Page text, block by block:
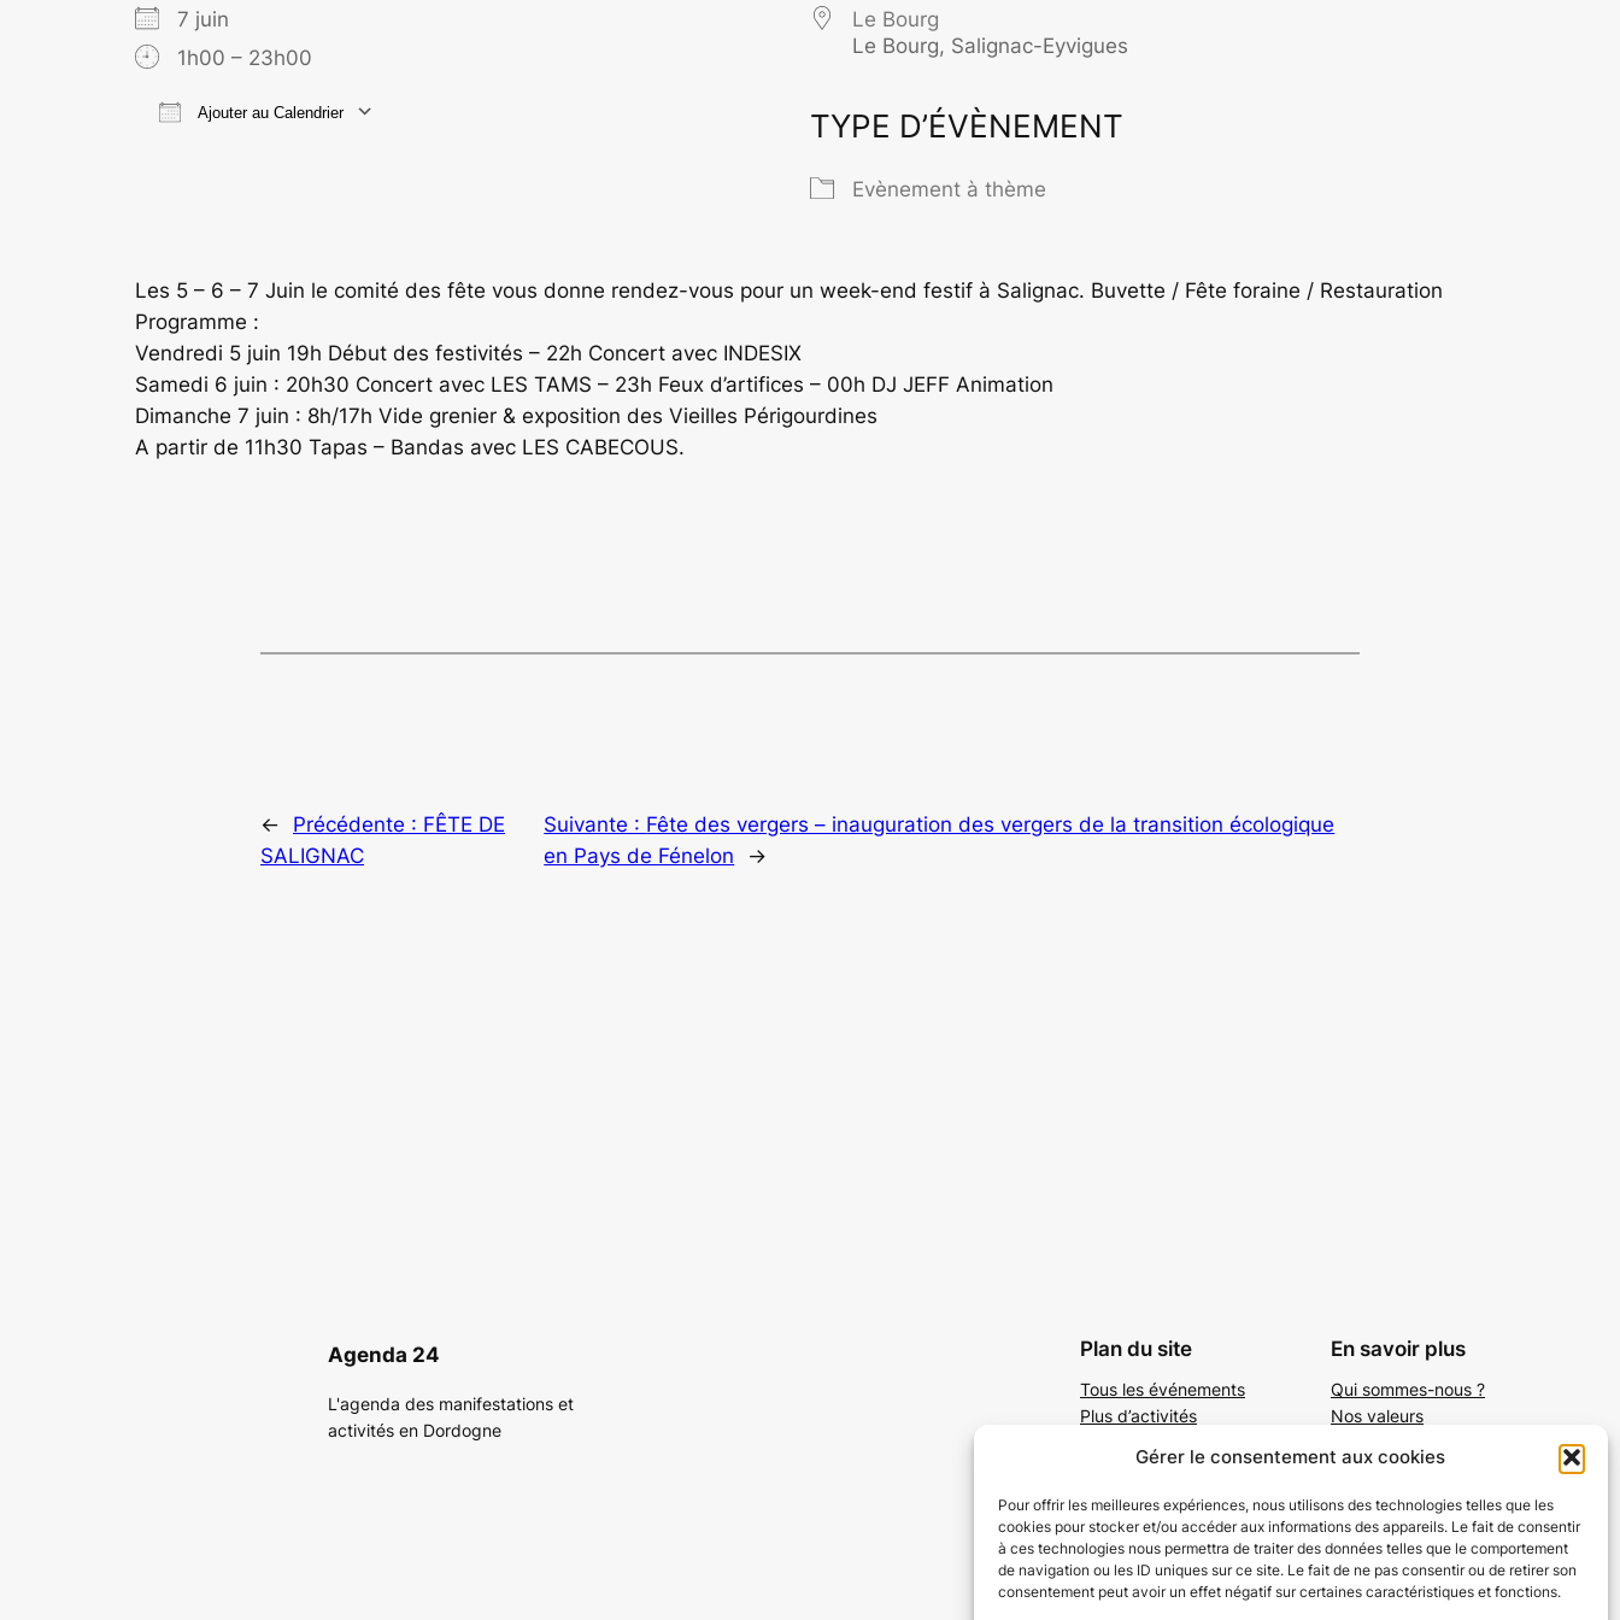
Gérer le consentement aux cookies
Pour offrir les meilleures expériences, nous utilisons des technologies telles que les
cookies pour stocker et/ou accéder aux informations des appareils. Le fait de consentir
à ces technologies nous permettra de traiter des données telles que le comportement
de navigation ou les ID uniques sur ce site. Le fait de ne pas consentir ou de retirer son
consentement peut avoir un effet négatif sur certaines caractéristiques et fonctions.
7 juin
1h00 – 23h00
Ajouter au Calendrier
Le Bourg
Le Bourg, Salignac-Eyvigues
TYPE D’ÉVÈNEMENT
Evènement à thème
Les 5 – 6 – 7 Juin le comité des fête vous donne rendez-vous pour un week-end festif à Salignac. Buvette / Fête foraine / Restauration
Programme :
Vendredi 5 juin 19h Début des festivités – 22h Concert avec INDESIX
Samedi 6 juin : 20h30 Concert avec LES TAMS – 23h Feux d’artifices – 00h DJ JEFF Animation
Dimanche 7 juin : 8h/17h Vide grenier & exposition des Vieilles Périgourdines
A partir de 11h30 Tapas – Bandas avec LES CABECOUS.
← Précédente : FÊTE DE
SALIGNAC
Suivante : Fête des vergers – inauguration des vergers de la transition écologique
en Pays de Fénelon
→
Agenda 24
L'agenda des manifestations et
activités en Dordogne
Plan du site
Tous les événements
Plus d’activités
S’abonner par mail
En savoir plus
Qui sommes-nous ?
Nos valeurs
Mentions légales